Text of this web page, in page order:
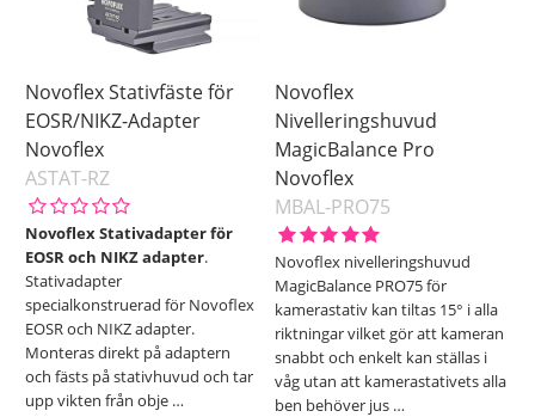
Novoflex Stativfäste för
EOSR/NIKZ-Adapter
Novoflex
ASTAT-RZ
Novoflex Stativadapter för
EOSR och NIKZ adapter.
Stativadapter
specialkonstruerad för Novoflex
EOSR och NIKZ adapter.
Monteras direkt på adaptern
och fästs på stativhuvud och tar
upp vikten från obje …
Novoflex
Nivelleringshuvud
MagicBalance Pro
Novoflex
MBAL-PRO75
Novoflex nivelleringshuvud
MagicBalance PRO75 för
kamerastativ kan tiltas 15° i alla
riktningar vilket gör att kameran
snabbt och enkelt kan ställas i
våg utan att kamerastativets alla
ben behöver jus …